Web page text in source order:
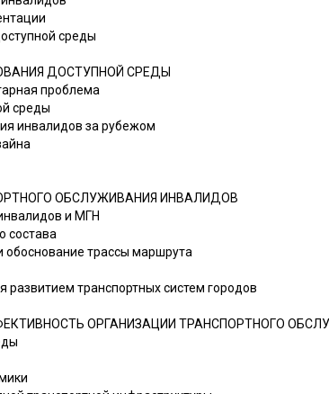
среды
ДОСТУПНОЙ СРЕДЫ
проблема
среды
инвалидов за рубежом
ОБСЛУЖИВАНИЯ ИНВАЛИДОВ
и МГН
состава
обоснование трассы маршрута
транспортных систем городов
ОРГАНИЗАЦИИ ТРАНСПОРТНОГО